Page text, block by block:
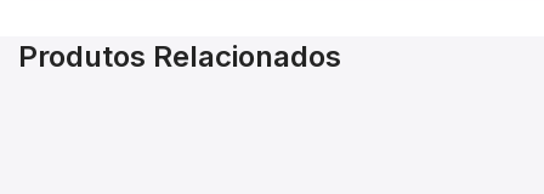
Produtos Relacionados